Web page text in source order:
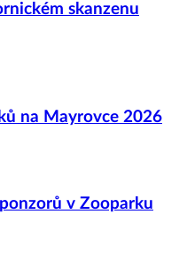
skanzenu
na Mayrovce 2026
v Zooparku